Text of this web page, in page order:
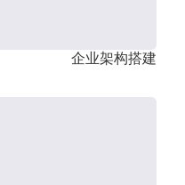
企业架构搭建